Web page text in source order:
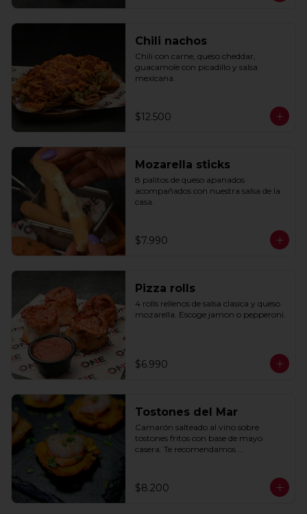
Chili nachos
Chili con carne, queso cheddar,
guacamole con picadillo y salsa
mexicana.
$12.500
Mozarella sticks
8 palitos de queso apanados
acompañados con nuestra salsa de la
casa.
$7.990
Pizza rolls
4 rolls rellenos de salsa clasica y queso
mozarella. Escoge jamon o pepperoni.
$6.990
Tostones del Mar
Camarón salteado al vino sobre
tostones fritos con base de mayo
casera. Te recomendamos
$8.200